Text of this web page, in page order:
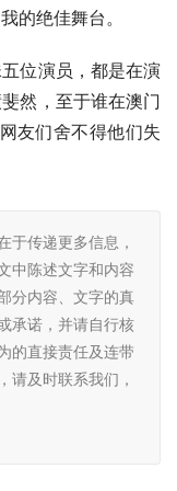
的绝佳舞台。
位演员，都是在演
然，至于谁在澳门
友们舍不得他们失
于传递更多信息，
中陈述文字和内容
分内容、文字的真
承诺，并请自行核
的直接责任及连带
请及时联系我们，